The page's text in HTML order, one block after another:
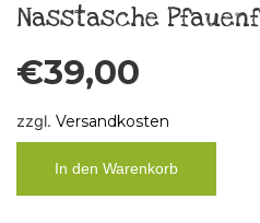
Nasstasche
€39,00
zzgl. Versandkosten
In den Warenkorb